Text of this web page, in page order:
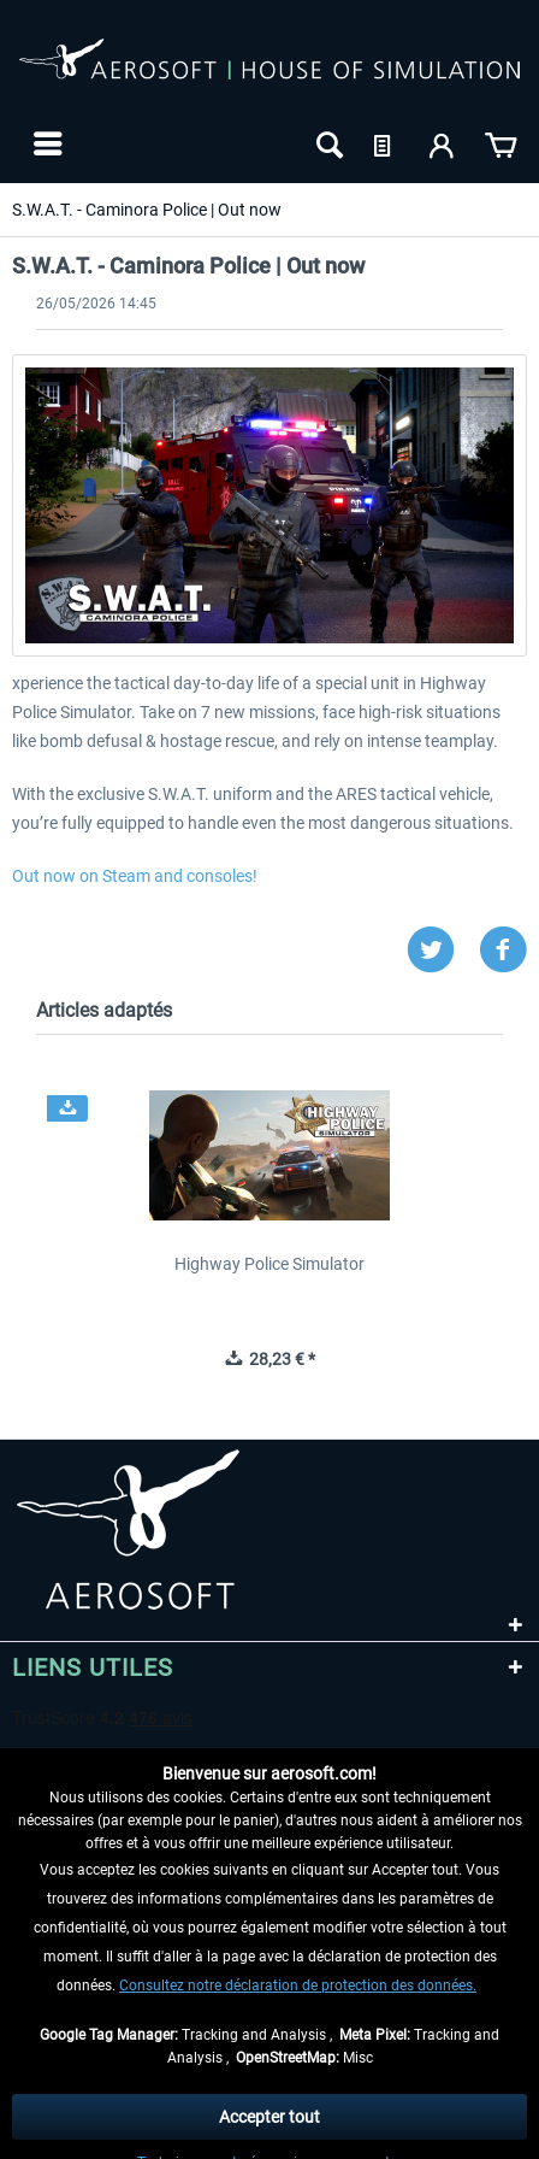
S.W.A.T. - Caminora Police | Out now
S.W.A.T. - Caminora Police | Out now
26/05/2026 14:45
xperience the tactical day-to-day life of a special unit in Highway
Police Simulator. Take on 7 new missions, face high-risk situations
like bomb defusal & hostage rescue, and rely on intense teamplay.
With the exclusive S.W.A.T. uniform and the ARES tactical vehicle,
you’re fully equipped to handle even the most dangerous situations.
Out now on Steam and consoles!
Articles adaptés
Highway Police Simulator
28,23 € *
LIENS UTILES
RENONCER AU CONTRAT ICI
INFORMATIONS
NE MANQUEZ PAS LES DERNIÈRES
échéant, frais de remboursement, si aucune description contraire.
** S'applique aux envois vers l'Allemagne. Pour les autres pays, veuillez
Bienvenue sur aerosoft.com!
Nous utilisons des cookies. Certains d'entre eux sont techniquement
nécessaires (par exemple pour le panier), d'autres nous aident à améliorer nos
offres et à vous offrir une meilleure expérience utilisateur.
Vous acceptez les cookies suivants en cliquant sur Accepter tout. Vous
trouverez des informations complémentaires dans les paramètres de
confidentialité, où vous pourrez également modifier votre sélection à tout
moment. Il suffit d'aller à la page avec la déclaration de protection des
données. Consultez notre déclaration de protection des données.
Google Tag Manager: Tracking and Analysis , Meta Pixel: Tracking and
Analysis , OpenStreetMap:Misc
Accepter tout